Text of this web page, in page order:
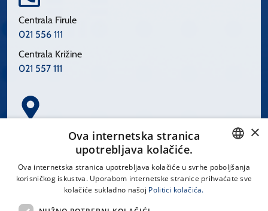
Centrala Firule
021 556 111
Centrala Križine
021 557 111
Spinčićeva 1, 21000 Split
CROATIAN
×
Ova internetska stranica
upotrebljava kolačiće.
Ova internetska stranica upotrebljava kolačiće u svrhe poboljšanja
korisničkog iskustva. Uporabom internetske stranice prihvaćate sve
kolačiće sukladno našoj Politici kolačića.